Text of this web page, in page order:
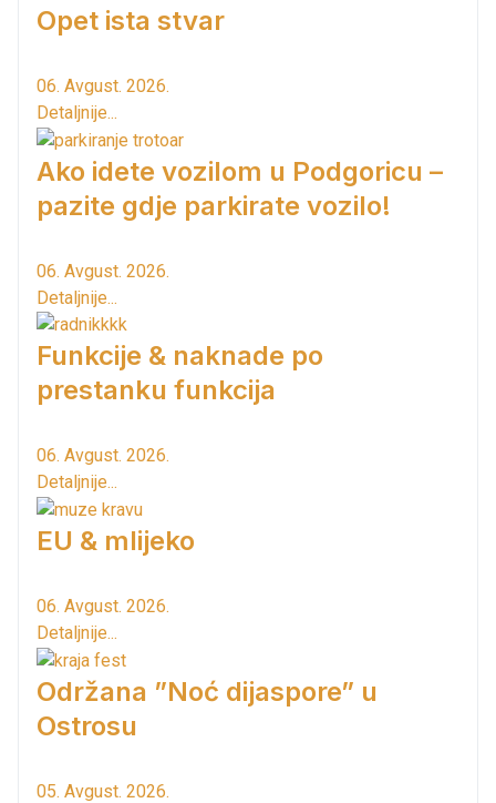
Opet ista stvar
06. Avgust. 2026.
Detaljnije...
Ako idete vozilom u Podgoricu –
pazite gdje parkirate vozilo!
06. Avgust. 2026.
Detaljnije...
Funkcije & naknade po
prestanku funkcija
06. Avgust. 2026.
Detaljnije...
EU & mlijeko
06. Avgust. 2026.
Detaljnije...
Održana ”Noć dijaspore” u
Ostrosu
05. Avgust. 2026.